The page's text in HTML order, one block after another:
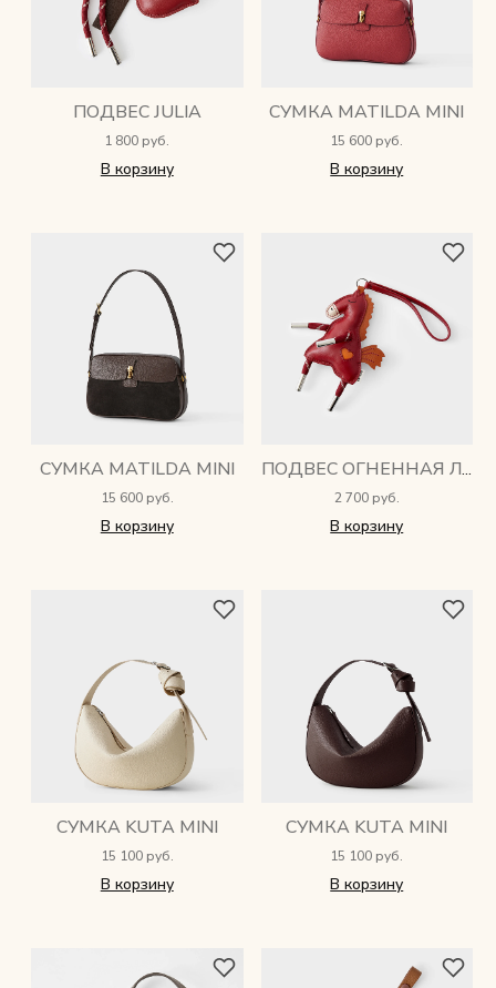
ПОДВЕС JULIA
1 800 руб.
В корзину
СУМКА MATILDA MINI
15 600 руб.
В корзину
СУМКА MATILDA MINI
15 600 руб.
В корзину
ПОДВЕС ОГНЕННАЯ ЛОШАДЬ
2 700 руб.
В корзину
СУМКА KUTA MINI
15 100 руб.
В корзину
СУМКА KUTA MINI
15 100 руб.
В корзину